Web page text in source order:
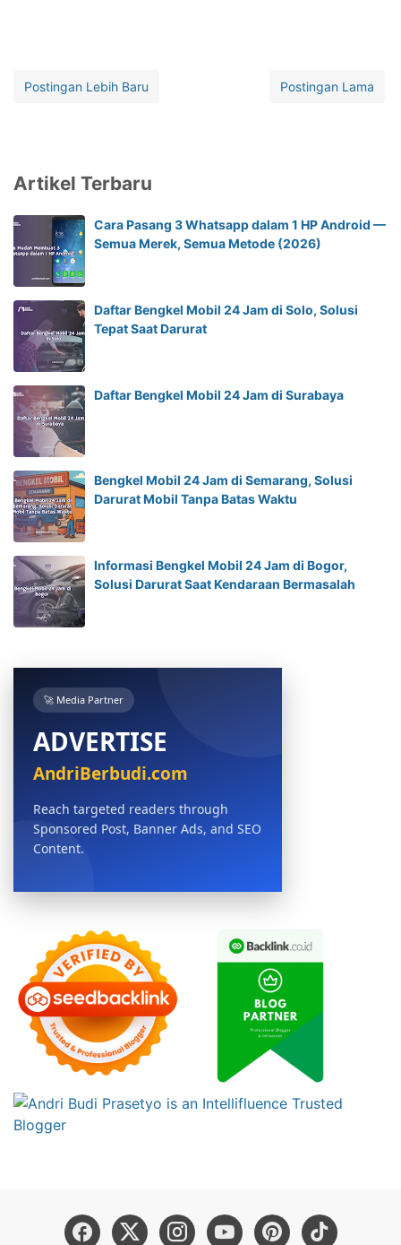
Postingan Lebih Baru Postingan Lama
Artikel Terbaru
Cara Pasang 3 Whatsapp dalam 1 HP Android —
Semua Merek, Semua Metode (2026)
Daftar Bengkel Mobil 24 Jam di Solo, Solusi
Tepat Saat Darurat
Daftar Bengkel Mobil 24 Jam di Surabaya
Bengkel Mobil 24 Jam di Semarang, Solusi
Darurat Mobil Tanpa Batas Waktu
Informasi Bengkel Mobil 24 Jam di Bogor,
Solusi Darurat Saat Kendaraan Bermasalah
🚀 Media Partner
ADVERTISE
AndriBerbudi.com
Reach targeted readers through
Sponsored Post, Banner Ads, and SEO
Content.